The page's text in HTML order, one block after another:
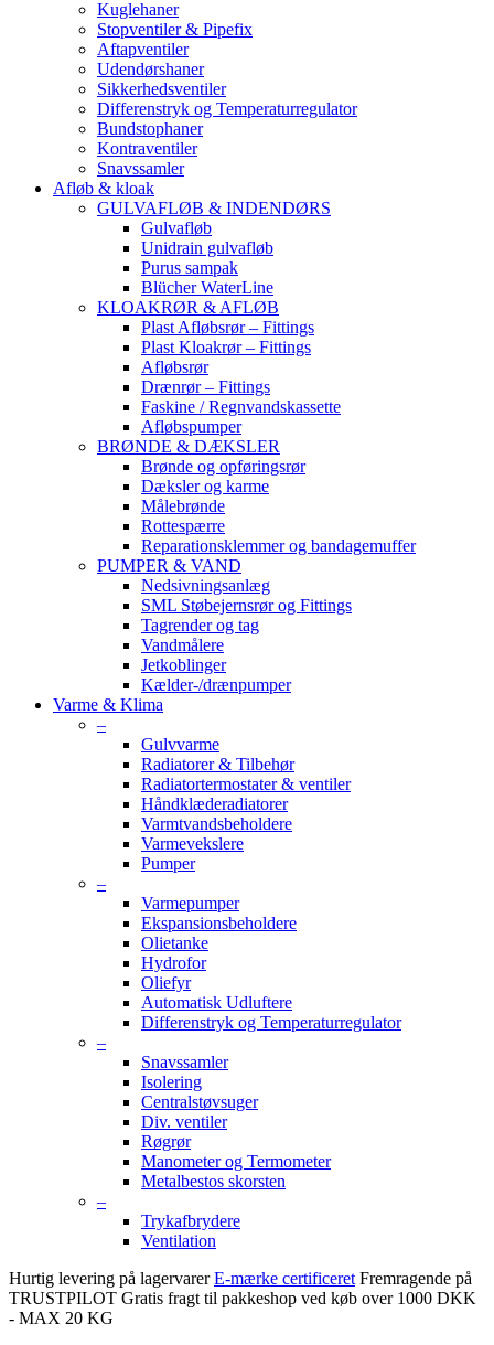
Kuglehaner
Stopventiler & Pipefix
Aftapventiler
Udendørshaner
Sikkerhedsventiler
Differenstryk og Temperaturregulator
Bundstophaner
Kontraventiler
Snavssamler
Afløb & kloak
GULVAFLØB & INDENDØRS
Gulvafløb
Unidrain gulvafløb
Purus sampak
Blücher WaterLine
KLOAKRØR & AFLØB
Plast Afløbsrør – Fittings
Plast Kloakrør – Fittings
Afløbsrør
Drænrør – Fittings
Faskine / Regnvandskassette
Afløbspumper
BRØNDE & DÆKSLER
Brønde og opføringsrør
Dæksler og karme
Målebrønde
Rottespærre
Reparationsklemmer og bandagemuffer
PUMPER & VAND
Nedsivningsanlæg
SML Støbejernsrør og Fittings
Tagrender og tag
Vandmålere
Jetkoblinger
Kælder-/drænpumper
Varme & Klima
–
Gulvvarme
Radiatorer & Tilbehør
Radiatortermostater & ventiler
Håndklæderadiatorer
Varmtvandsbeholdere
Varmevekslere
Pumper
–
Varmepumper
Ekspansionsbeholdere
Olietanke
Hydrofor
Oliefyr
Automatisk Udluftere
Differenstryk og Temperaturregulator
–
Snavssamler
Isolering
Centralstøvsuger
Div. ventiler
Røgrør
Manometer og Termometer
Metalbestos skorsten
–
Trykafbrydere
Ventilation
Hurtig levering på lagervarer E-mærke certificeret Fremragende på
TRUSTPILOT Gratis fragt til pakkeshop ved køb over 1000 DKK
- MAX 20 KG